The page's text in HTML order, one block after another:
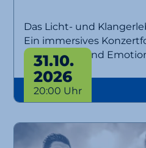
Das Licht- und
Ein immersives
Musik, Licht und
31.10.
2026
20:00 Uhr